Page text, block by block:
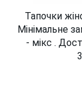
Тапочки
Мінімальне
- мікс .